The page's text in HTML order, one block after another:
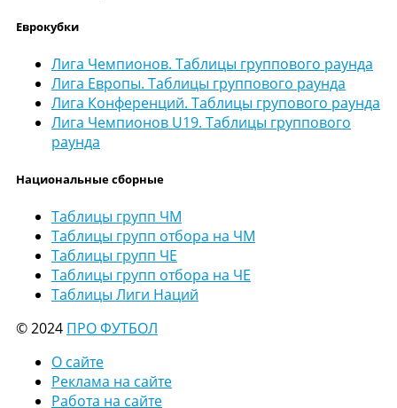
Еврокубки
Лига Чемпионов. Таблицы группового раунда
Лига Европы. Таблицы группового раунда
Лига Конференций. Таблицы групового раунда
Лига Чемпионов U19. Таблицы группового
раунда
Национальные сборные
Таблицы групп ЧМ
Таблицы групп отбора на ЧМ
Таблицы групп ЧЕ
Таблицы групп отбора на ЧЕ
Таблицы Лиги Наций
© 2024 ПРО ФУТБОЛ
О сайте
Реклама на сайте
Работа на сайте